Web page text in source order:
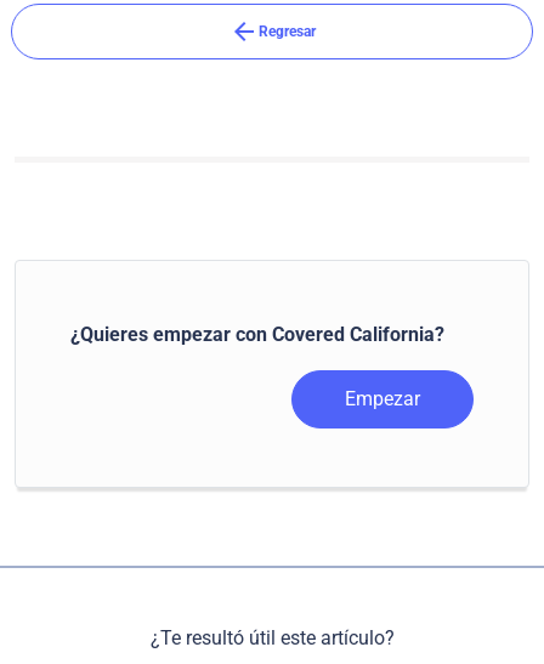
arrow_back Regresar
¿Quieres empezar con Covered California?
Empezar
¿Te resultó útil este artículo?